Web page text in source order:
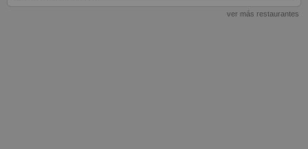
ver más restaurantes